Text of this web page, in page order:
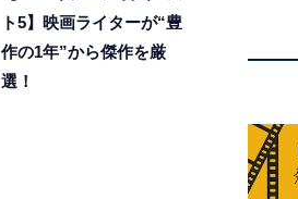
ト5】映画ライターが“豊
作の1年”から傑作を厳
選！